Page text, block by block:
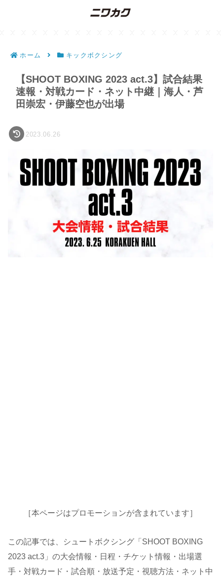
ホーム キックボクシング
【SHOOT BOXING 2023 act.3】試合結果
速報・対戦カード・ネット中継｜海人・芦
田崇宏・伊藤空也が出場
2023.06.26
［本ページはプロモーションが含まれています］
この記事では、シュートボクシング「SHOOT BOXING
2023 act.3」の大会情報・日程・チケット情報・出場選
手・対戦カード・試合順・放送予定・視聴方法・ネット中